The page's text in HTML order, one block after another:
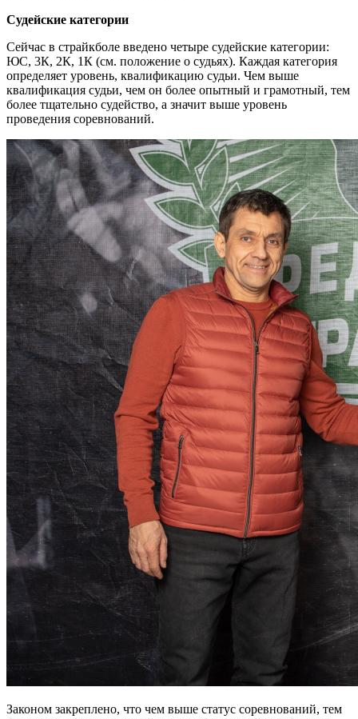
Судейские категории
Сейчас в страйкболе введено четыре судейские категории:
ЮС, 3К, 2К, 1К (см. положение о судьях). Каждая категория
определяет уровень, квалификацию судьи. Чем выше
квалификация судьи, чем он более опытный и грамотный, тем
более тщательно судейство, а значит выше уровень
проведения соревнований.
Законом закреплено, что чем выше статус соревнований, тем